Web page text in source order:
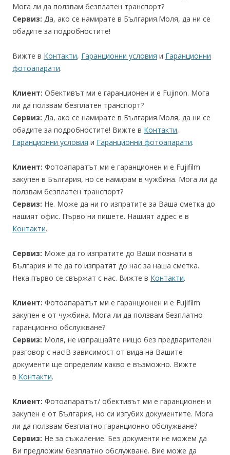
Мога ли да ползвам безплатен транспорт?
Сервиз: Да, ако се намирате в България.Моля, да ни се
обадите за подробностите!
Вижте в Контакти, Гаранционни условия и Гаранционни
фотоапарати.
Клиент: Обективът ми е гаранционен и е Fujinon. Мога
ли да ползвам безплатен транспорт?
Сервиз: Да, ако се намирате в България.Моля, да ни се
обадите за подробностите! Вижте в Контакти,
Гаранционни условия и Гаранционни фотоапарати.
Клиент: Фотоапаратът ми е гаранционен и е Fujifilm
закупен в България, но се намирам в чужбина. Мога ли да
ползвам безплатен транспорт?
Сервиз: Не. Може да ни го изпратите за Ваша сметка до
нашият офис. Първо ни пишете. Нашият адрес е в
Контакти.
Сервиз: Може да го изпратите до Ваши познати в
България и те да го изпратят до нас за наша сметка.
Нека първо се свържат с нас. Вижте в Контакти.
Клиент: Фотоапаратът ми е гаранционен и е Fujifilm
закупен е от чужбина. Мога ли да ползвам безплатно
гаранционно обслужване?
Сервиз: Моля, не изпращайте нищо без предварителен
разговор с нас!В зависимост от вида на Вашите
документи ще определим какво е възможно. Вижте
в Контакти.
Клиент: Фотоапаратът/ обективът ми е гаранционен и
закупен е от България, но си изгубих документите. Мога
ли да ползвам безплатно гаранционно обслужване?
Сервиз: Не за съжаление. Без документи не можем да
Ви предложим безплатно обслужване. Вие може да